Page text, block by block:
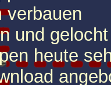
verbauen
und
heute